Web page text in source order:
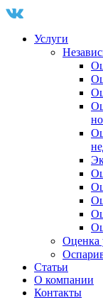
Услуги
Оценка
Статьи
О компании
Контакты